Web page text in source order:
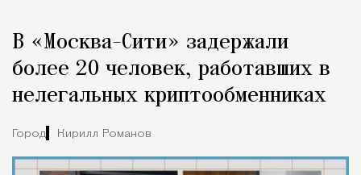
Город
В «Москва-Сити» задержали
более 20 человек, работавших в
нелегальных криптообменниках
Город Кирилл Романов